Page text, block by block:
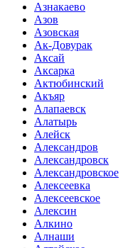
Азнакаево
Азов
Азовская
Ак-Довурак
Аксай
Аксарка
Актюбинский
Акъяр
Алапаевск
Алатырь
Алейск
Александров
Александровск
Александровское
Алексеевка
Алексеевское
Алексин
Алкино
Алнаши